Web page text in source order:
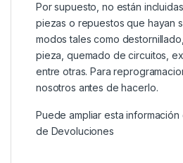
Por supuesto, no están
piezas o repuestos que hayan
modos tales como
pieza, quemado de circuitos,
entre otras. Para
nosotros antes de hacerlo.
Puede ampliar esta
de Devoluciones